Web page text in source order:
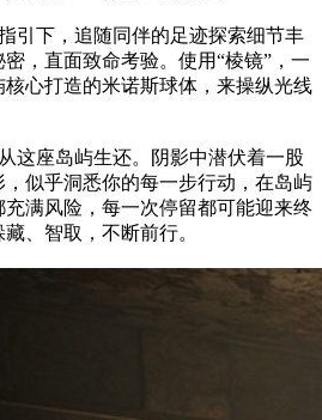
引下，追随同伴的足迹探索细节丰
，直面致命考验。使用“棱镜”，一
心打造的米诺斯球体，来操纵光线
这座岛屿生还。阴影中潜伏着一股
似乎洞悉你的每一步行动，在岛屿
满风险，每一次停留都可能迎来终
、智取，不断前行。